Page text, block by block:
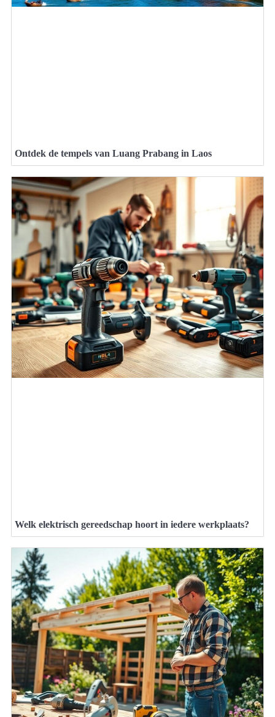
Ontdek de tempels van Luang Prabang in Laos
Welk elektrisch gereedschap hoort in iedere werkplaats?